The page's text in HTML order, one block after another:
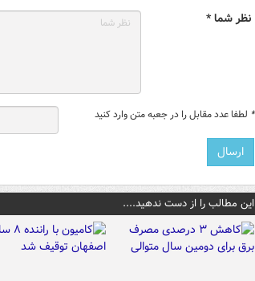
نظر شما *
* لطفا عدد مقابل را در جعبه متن وارد کنید
این مطالب را از دست ندهید....